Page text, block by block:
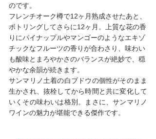
のです。
フレンチオーク樽で12ヶ月熟成させたあと、
ボトリングしてさらに12ヶ月。上質な花の香
りにパイナップルやマンゴーのようなエキゾ
チックなフルーツの香りが合わさり、味わい
も酸味とまろやかさのバランスが絶妙で、穏
やかな余韻が続きます。
サンマリノ土着の白ブドウの個性がそのまま
生かされ、抜栓してから時間と共に変化して
いくその味わいは格別。まさに、サンマリノ
ワインの魅力が堪能できる傑作です。